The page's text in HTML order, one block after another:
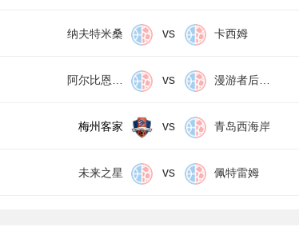
纳夫特米桑 vs 卡西姆
vs
梅州客家 vs 青岛西海岸
未来之星 vs 佩特雷姆